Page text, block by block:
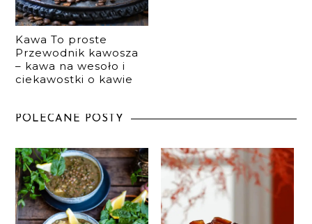
Kawa To proste
Przewodnik kawosza
– kawa na wesoło i
ciekawostki o kawie
POLECANE POSTY